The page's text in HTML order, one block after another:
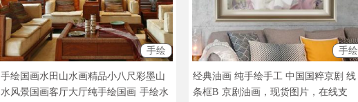
手绘
手绘国画水田山水画精品小八尺彩墨山
水风景国画客厅大厅纯手绘国画 手绘水
手绘
经典油画 纯手绘手工 中国国粹京剧 线
条框B 京剧油画，现货图片，在线支